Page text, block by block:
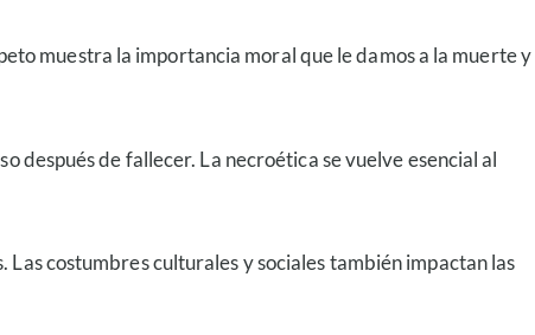
muestra la importancia moral que le damos a la muerte y
después de fallecer. La necroética se vuelve esencial al
costumbres culturales y sociales también impactan las